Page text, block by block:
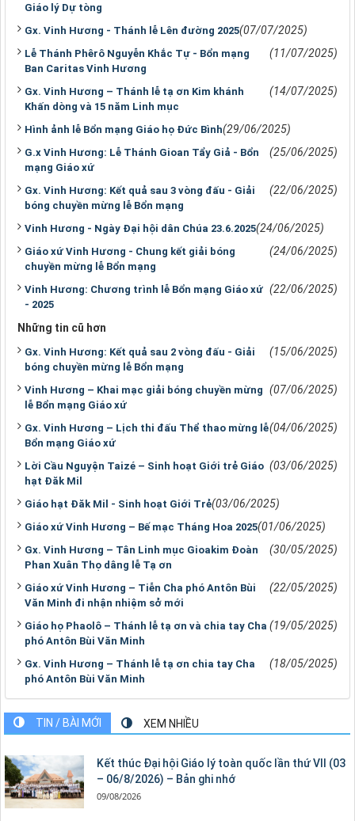
Giáo lý Dự tòng
Gx. Vinh Hương - Thánh lễ Lên đường 2025(07/07/2025)
Lễ Thánh Phêrô Nguyễn Khắc Tự - Bổn mạng
Ban Caritas Vinh Hương
(11/07/2025)
Gx. Vinh Hương – Thánh lễ tạ ơn Kim khánh
Khấn dòng và 15 năm Linh mục
(14/07/2025)
Hình ảnh lễ Bổn mạng Giáo họ Đức Bình(29/06/2025)
G.x Vinh Hương: Lễ Thánh Gioan Tẩy Giả - Bổn
mạng Giáo xứ
(25/06/2025)
Gx. Vinh Hương: Kết quả sau 3 vòng đấu - Giải
bóng chuyền mừng lễ Bổn mạng
(22/06/2025)
Vinh Hương - Ngày Đại hội dân Chúa 23.6.2025(24/06/2025)
Giáo xứ Vinh Hương - Chung kết giải bóng
chuyền mừng lễ Bổn mạng
(24/06/2025)
Vinh Hương: Chương trình lễ Bổn mạng Giáo xứ
- 2025
(22/06/2025)
Những tin cũ hơn
Gx. Vinh Hương: Kết quả sau 2 vòng đấu - Giải
bóng chuyền mừng lễ Bổn mạng
(15/06/2025)
Vinh Hương – Khai mạc giải bóng chuyền mừng
lễ Bổn mạng Giáo xứ
(07/06/2025)
Gx. Vinh Hương – Lịch thi đấu Thể thao mừng lễ
Bổn mạng Giáo xứ
(04/06/2025)
Lời Cầu Nguyện Taizé – Sinh hoạt Giới trẻ Giáo
hạt Đăk Mil
(03/06/2025)
Giáo hạt Đăk Mil - Sinh hoạt Giới Trẻ(03/06/2025)
Giáo xứ Vinh Hương – Bế mạc Tháng Hoa 2025(01/06/2025)
Gx. Vinh Hương – Tân Linh mục Gioakim Đoàn
Phan Xuân Thọ dâng lễ Tạ ơn
(30/05/2025)
Giáo xứ Vinh Hương – Tiễn Cha phó Antôn Bùi
Văn Minh đi nhận nhiệm sở mới
(22/05/2025)
Giáo họ Phaolô – Thánh lễ tạ ơn và chia tay Cha
phó Antôn Bùi Văn Minh
(19/05/2025)
Gx. Vinh Hương – Thánh lễ tạ ơn chia tay Cha
phó Antôn Bùi Văn Minh
(18/05/2025)
TIN / BÀI MỚI XEM NHIỀU
Kết thúc Đại hội Giáo lý toàn quốc lần thứ VII (03
– 06/8/2026) – Bản ghi nhớ
09/08/2026